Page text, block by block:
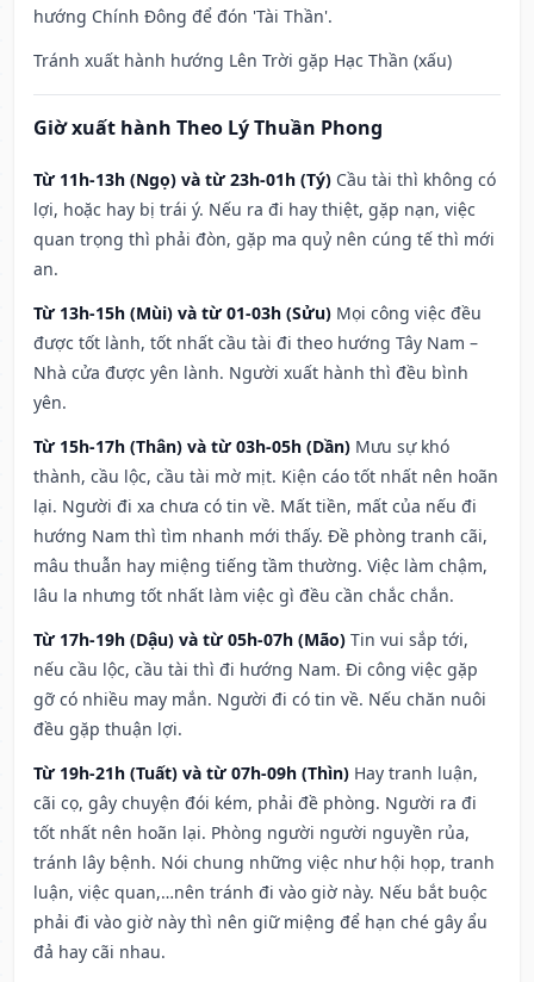
hướng Chính Đông để đón 'Tài Thần'.
Tránh xuất hành hướng Lên Trời gặp Hạc Thần (xấu)
Giờ xuất hành Theo Lý Thuần Phong
Từ 11h-13h (Ngọ) và từ 23h-01h (Tý) Cầu tài thì không có
lợi, hoặc hay bị trái ý. Nếu ra đi hay thiệt, gặp nạn, việc
quan trọng thì phải đòn, gặp ma quỷ nên cúng tế thì mới
an.
Từ 13h-15h (Mùi) và từ 01-03h (Sửu) Mọi công việc đều
được tốt lành, tốt nhất cầu tài đi theo hướng Tây Nam –
Nhà cửa được yên lành. Người xuất hành thì đều bình
yên.
Từ 15h-17h (Thân) và từ 03h-05h (Dần) Mưu sự khó
thành, cầu lộc, cầu tài mờ mịt. Kiện cáo tốt nhất nên hoãn
lại. Người đi xa chưa có tin về. Mất tiền, mất của nếu đi
hướng Nam thì tìm nhanh mới thấy. Đề phòng tranh cãi,
mâu thuẫn hay miệng tiếng tầm thường. Việc làm chậm,
lâu la nhưng tốt nhất làm việc gì đều cần chắc chắn.
Từ 17h-19h (Dậu) và từ 05h-07h (Mão) Tin vui sắp tới,
nếu cầu lộc, cầu tài thì đi hướng Nam. Đi công việc gặp
gỡ có nhiều may mắn. Người đi có tin về. Nếu chăn nuôi
đều gặp thuận lợi.
Từ 19h-21h (Tuất) và từ 07h-09h (Thìn) Hay tranh luận,
cãi cọ, gây chuyện đói kém, phải đề phòng. Người ra đi
tốt nhất nên hoãn lại. Phòng người người nguyền rủa,
tránh lây bệnh. Nói chung những việc như hội họp, tranh
luận, việc quan,…nên tránh đi vào giờ này. Nếu bắt buộc
phải đi vào giờ này thì nên giữ miệng để hạn ché gây ẩu
đả hay cãi nhau.